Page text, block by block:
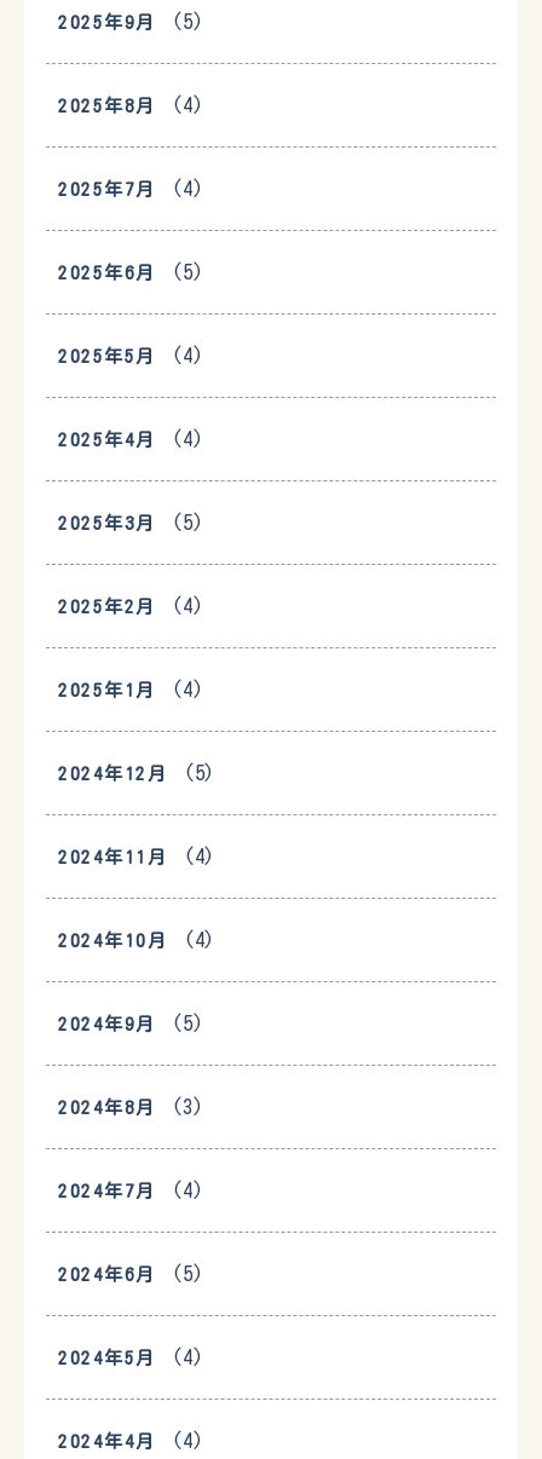
2025年9月 (5)
2025年8月 (4)
2025年7月 (4)
2025年6月 (5)
2025年5月 (4)
2025年4月 (4)
2025年3月 (5)
2025年2月 (4)
2025年1月 (4)
2024年12月 (5)
2024年11月 (4)
2024年10月 (4)
2024年9月 (5)
2024年8月 (3)
2024年7月 (4)
2024年6月 (5)
2024年5月 (4)
2024年4月 (4)